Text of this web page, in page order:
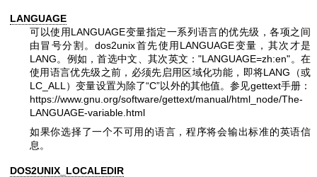
LANGUAGE
可以使用LANGUAGE变量指定一系列语言的优先级，各项之间
由冒号分割。dos2unix首先使用LANGUAGE变量，其次才是
LANG。例如，首选中文、其次英文："LANGUAGE=zh:en"。在
使用语言优先级之前，必须先启用区域化功能，即将LANG（或
LC_ALL）变量设置为除了“C”以外的其他值。参见gettext手册：
https://www.gnu.org/software/gettext/manual/html_node/The-
LANGUAGE-variable.html
如果你选择了一个不可用的语言，程序将会输出标准的英语信
息。
DOS2UNIX_LOCALEDIR